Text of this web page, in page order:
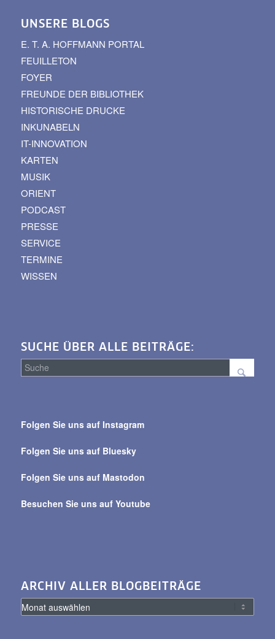
UNSERE BLOGS
E. T. A. HOFFMANN PORTAL
FEUILLETON
FOYER
FREUNDE DER BIBLIOTHEK
HISTORISCHE DRUCKE
INKUNABELN
IT-INNOVATION
KARTEN
MUSIK
ORIENT
PODCAST
PRESSE
SERVICE
TERMINE
WISSEN
SUCHE ÜBER ALLE BEITRÄGE:
alle
Folgen Sie uns auf Instagram
Folgen Sie uns auf Bluesky
Folgen Sie uns auf Mastodon
Besuchen Sie uns auf Youtube
ARCHIV ALLER BLOGBEITRÄGE